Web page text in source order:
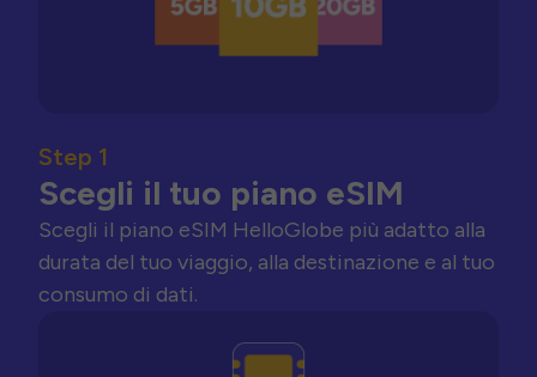
Step 1
Scegli il tuo piano eSIM
Scegli il piano eSIM HelloGlobe più adatto alla
durata del tuo viaggio, alla destinazione e al tuo
consumo di dati.